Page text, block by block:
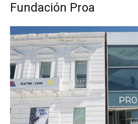
Fundación Proa